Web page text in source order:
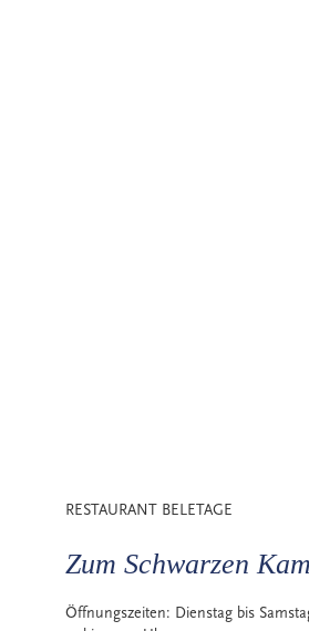
RESTAURANT BELETAGE
Zum Schwarzen
Öffnungszeiten: Dienstag bis